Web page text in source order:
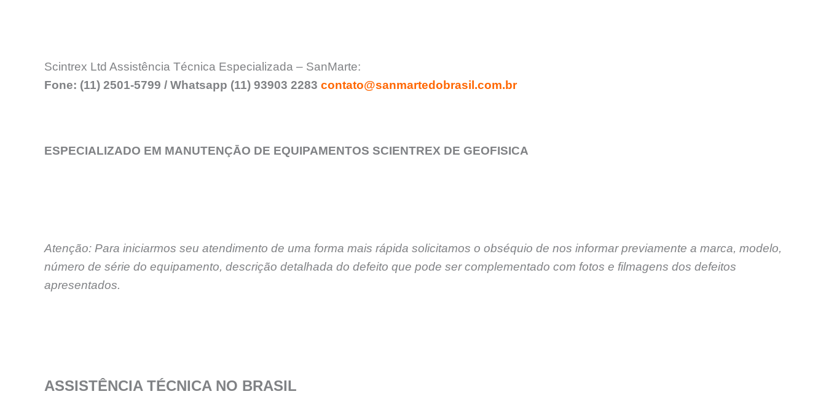
Scintrex Ltd Assistência Técnica Especializada – SanMarte:
Fone: (11) 2501-5799 / Whatsapp (11) 93903 2283 contato@sanmartedobrasil.com.br
ESPECIALIZADO EM MANUTENÇĀO DE EQUIPAMENTOS SCIENTREX DE GEOFISICA
Atenção: Para iniciarmos seu atendimento de uma forma mais rápida solicitamos o obséquio de nos informar previamente a marca, modelo,
número de série do equipamento, descrição detalhada do defeito que pode ser complementado com fotos e filmagens dos defeitos
apresentados.
ASSISTÊNCIA TÉCNICA NO BRASIL